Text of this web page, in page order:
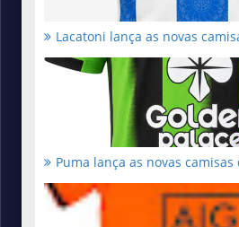
Lacatoni lança as novas
Puma lança as novas